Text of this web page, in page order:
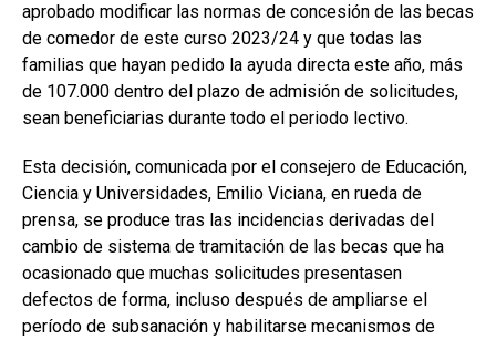
aprobado modificar las normas de concesión de las becas
de comedor de este curso 2023/24 y que todas las
familias que hayan pedido la ayuda directa este año, más
de 107.000 dentro del plazo de admisión de solicitudes,
sean beneficiarias durante todo el periodo lectivo.
Esta decisión, comunicada por el consejero de Educación,
Ciencia y Universidades, Emilio Viciana, en rueda de
prensa, se produce tras las incidencias derivadas del
cambio de sistema de tramitación de las becas que ha
ocasionado que muchas solicitudes presentasen
defectos de forma, incluso después de ampliarse el
período de subsanación y habilitarse mecanismos de